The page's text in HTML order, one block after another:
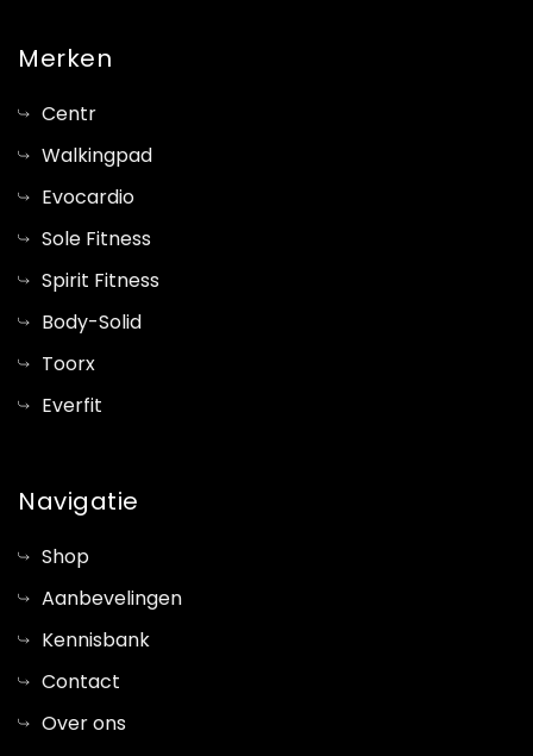
Merken
Centr
Walkingpad
Evocardio
Sole Fitness
Spirit Fitness
Body-Solid
Toorx
Everfit
Navigatie
Shop
Aanbevelingen
Kennisbank
Contact
Over ons